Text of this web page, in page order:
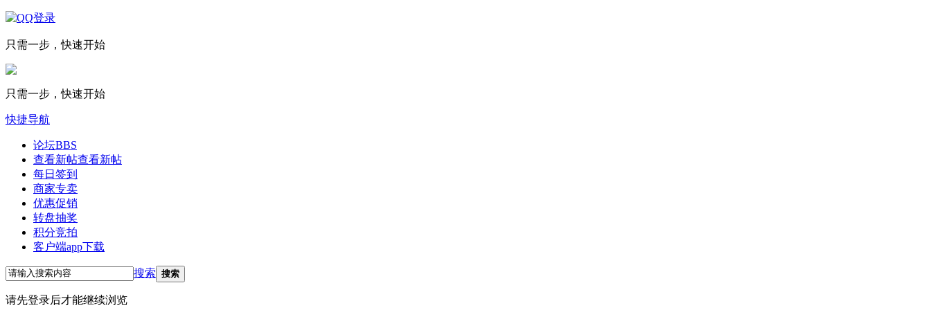
只需一步，快速开始
只需一步，快速开始
快捷导航
论坛BBS
查看新帖查看新帖
每日签到
商家专卖
优惠促销
转盘抽奖
积分竞拍
客户端app下载
搜索 搜索
请先登录后才能继续浏览